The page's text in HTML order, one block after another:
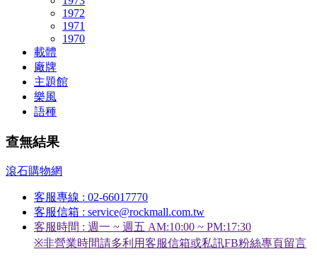
1972
1971
1970
載體
廠牌
主題館
樂風
語種
查無結果
滾石購物網
客服專線 : 02-66017770
客服信箱 : service@rockmall.com.tw
客服時間 : 週一 ~ 週五 AM:10:00 ~ PM:17:30
※非營業時間請多利用客服信箱或私訊FB粉絲專頁留言